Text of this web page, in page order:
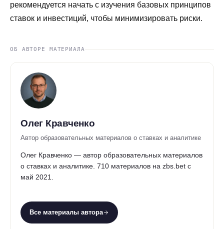
рекомендуется начать с изучения базовых принципов
ставок и инвестиций, чтобы минимизировать риски.
ОБ АВТОРЕ МАТЕРИАЛА
Олег Кравченко
Автор образовательных материалов о ставках и аналитике
Олег Кравченко — автор образовательных материалов
о ставках и аналитике. 710 материалов на zbs.bet с
май 2021.
Все материалы автора